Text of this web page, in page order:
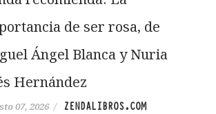
de ser rosa, de
Ángel Blanca y Nuria
Hernández
07, 2026 / ZENDALIBROS.COM